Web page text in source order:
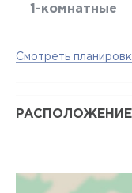
1-комнатные
Смотреть